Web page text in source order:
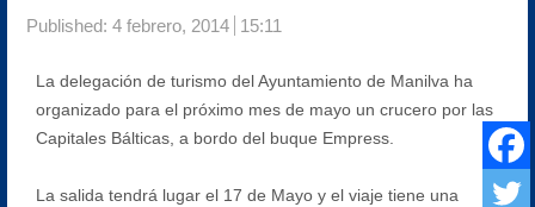
Published: 4 febrero, 2014 15:11
La delegación de turismo del Ayuntamiento de Manilva ha
organizado para el próximo mes de mayo un crucero por las
Capitales Bálticas, a bordo del buque Empress.
La salida tendrá lugar el 17 de Mayo y el viaje tiene una